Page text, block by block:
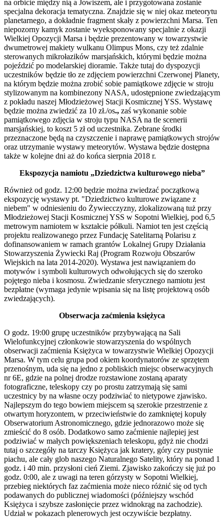
na orbicie między nią a Jowiszem, ale i przygotowana zostanie
specjalna dekoracja tematyczna. Znajdzie się w niej okaz meteorytu
planetarnego, a dokładnie fragment skały z powierzchni Marsa. Ten
niepozorny kamyk zostanie wyeksponowany specjalnie z okazji
Wielkiej Opozycji Marsa i będzie prezentowany w towarzystwie
dwumetrowej makiety wulkanu Olimpus Mons, czy też zdalnie
sterowanych mikrołazików marsjańskich, którymi będzie można
pojeździć po modelarskiej dioramie. Także tutaj do dyspozycji
uczestników będzie tło ze zdjęciem powierzchni Czerwonej Planety,
na którym będzie można zrobić sobie pamiątkowe zdjęcie w stroju
stylizowanym na kombinezony NASA, udostępnione zwiedzającym
z pokładu naszej Młodzieżowej Stacji Kosmicznej YSS. Wystawę
będzie można zwiedzić za 10 zł./os., zaś wykonanie sobie
pamiątkowego zdjęcia w stroju typu NASA na tle scenerii
marsjańskiej, to koszt 5 zł od uczestnika. Zebrane środki
przeznaczone będą na czyszczenie i naprawę pamiątkowych strojów
oraz utrzymanie wystawy meteorytów. Wystawa będzie dostępna
także w kolejne dni aż do końca sierpnia 2018 r.
Ekspozycja namiotu „Dziedzictwa kulturowego nieba”
Również od godz. 12:00 będzie można zwiedzać początkową
ekspozycję wystawy pt. "Dziedzictwo kulturowe związane z
niebem" w odniesieniu do Żywiecczyzny, zlokalizowaną tuż przy
Młodzieżowej Stacji Kosmicznej YSS w Sopotni Wielkiej, pod 6,5
metrowym namiotem w kształcie półkuli. Namiot ten jest częścią
projektu realizowanego przez Fundację Satelitarną Polarisu z
dofinansowaniem w ramach grantów Lokalnej Grupy Działania
Stowarzyszenia Żywiecki Raj (Program Rozwoju Obszarów
Wiejskich na lata 2014-2020). Wystawa jest nawiązaniem do
motywów i symboli kulturowych odwołujących się do szeroko
pojętego nieba i kosmosu. Zwiedzanie sferycznego namiotu jest
bezpłatne (wymaga jedynie wpisania się na listę projektową osób
zwiedzających).
Obserwacja zaćmienia księżyca
O godz. 19:00 grupę uczestników przybywającą na Sali
Wielofunkcyjnej członkowie stowarzyszenia do wspólnych
obserwacji zaćmienia Księżyca w towarzystwie Wielkiej Opozycji
Marsa. W tym celu grupa pod okiem koordynatorów ze sprzętem
przenośnym, uda się na jedno z pobliskich miejsc obserwacyjnych
nr 6E, gdzie na polnej drodze rozstawione zostaną aparaty
fotograficzne, teleskopy czy po prostu zatrzymają się sami
uczestnicy by na własne oczy podziwiać to nietypowe zjawisko.
Najlepszym do tego bowiem miejscem są szerokie przestrzenie z
otwartym horyzontem, w przeciwieństwie do zamkniętej kopuły
Obserwatorium Astronomicznego, gdzie jednorazowo może się
zmieścić do 8 osób. Dodatkowo samo zaćmienie najlepiej jest
podziwiać w małych powiększeniach teleskopu, gdyż nie chodzi
tutaj o szczegóły na tarczy Księżyca jak kratery, góry czy pustynie
piachu, ale cały glob naszego Naturalnego Satelity, który na ponad 1
godz. i 40 min. przysłoni cień Ziemi. Zjawisko zakończy się już po
godz. 0:00, ale z uwagi na teren górzysty w Sopotni Wielkiej,
przebieg niektórych faz zaćmienia może nieco różnić się od tych
podawanych do publicznej wiadomości (późniejszy wschód
Księżyca i szybsze zasłonięcie przez widnokrąg na zachodzie).
Udział w pokazach plenerowych jest oczywiście bezpłatny.